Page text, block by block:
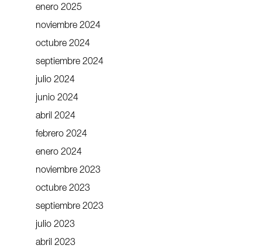
enero 2025
noviembre 2024
octubre 2024
septiembre 2024
julio 2024
junio 2024
abril 2024
febrero 2024
enero 2024
noviembre 2023
octubre 2023
septiembre 2023
julio 2023
abril 2023